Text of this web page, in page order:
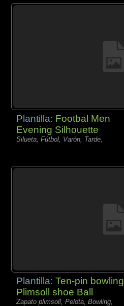
Plantilla: Footbal Men
Evening Silhouette
Silueta, Fútbol, Varón, Tarde,
Plantilla:Ten-pin bowling
Plimsoll shoe Ball
Zapato plimsoll, Pelota, Bowling,